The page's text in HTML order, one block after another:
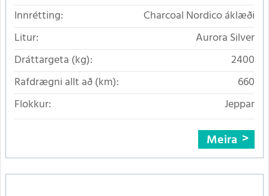
Innrétting:
Charcoal Nordico áklæði
Litur:
Aurora Silver
Dráttargeta (kg):
2400
Rafdrægni allt að (km):
660
Flokkur:
Jeppar
Meira